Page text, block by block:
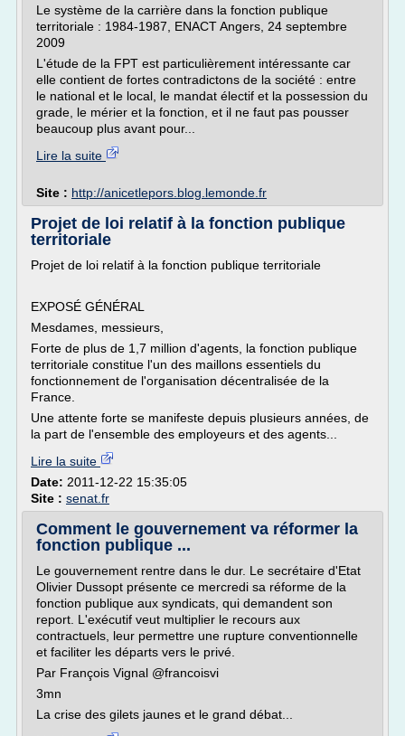
Le système de la carrière dans la fonction publique
territoriale : 1984-1987, ENACT Angers, 24 septembre
2009
L'étude de la FPT est particulièrement intéressante car
elle contient de fortes contradictons de la société : entre
le national et le local, le mandat électif et la possession du
grade, le mérier et la fonction, et il ne faut pas pousser
beaucoup plus avant pour...
Lire la suite
Site : http://anicetlepors.blog.lemonde.fr
Projet de loi relatif à la fonction publique
territoriale
Projet de loi relatif à la fonction publique territoriale
EXPOSÉ GÉNÉRAL
Mesdames, messieurs,
Forte de plus de 1,7 million d'agents, la fonction publique
territoriale constitue l'un des maillons essentiels du
fonctionnement de l'organisation décentralisée de la
France.
Une attente forte se manifeste depuis plusieurs années, de
la part de l'ensemble des employeurs et des agents...
Lire la suite
Date: 2011-12-22 15:35:05
Site : senat.fr
Comment le gouvernement va réformer la
fonction publique ...
Le gouvernement rentre dans le dur. Le secrétaire d'Etat
Olivier Dussopt présente ce mercredi sa réforme de la
fonction publique aux syndicats, qui demandent son
report. L'exécutif veut multiplier le recours aux
contractuels, leur permettre une rupture conventionnelle
et faciliter les départs vers le privé.
Par François Vignal @francoisvi
3mn
La crise des gilets jaunes et le grand débat...